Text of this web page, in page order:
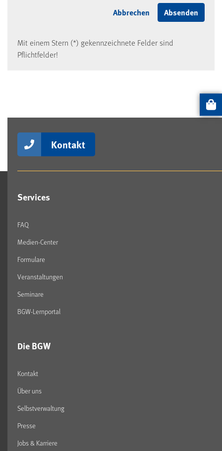
Mit einem Stern (*) gekennzeichnete Felder sind
Pflichtfelder!
Kontakt
Services
FAQ
Medien-Center
Formulare
Veranstaltungen
Seminare
BGW-Lernportal
Die BGW
Kontakt
Über uns
Selbstverwaltung
Presse
Jobs & Karriere
Artikel